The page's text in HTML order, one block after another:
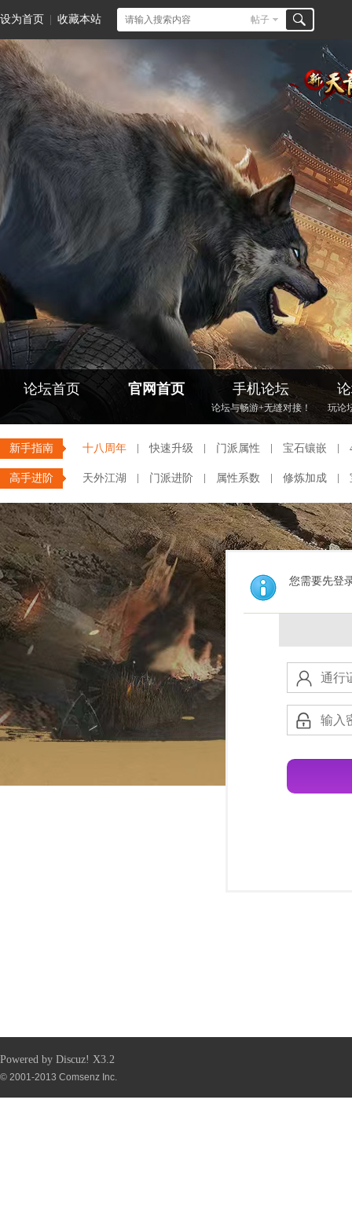
设为首页 收藏本站 帖子
论坛首页 官网首页 手机论坛
论坛与畅游+无缝对接！ 玩论
新手指南 十八周年 快速升级 门派属性 宝石镶嵌
高手进阶 天外江湖 门派进阶 属性系数 修炼加成
您需要先登
Powered by Discuz! X3.2
© 2001-2013 Comsenz Inc.